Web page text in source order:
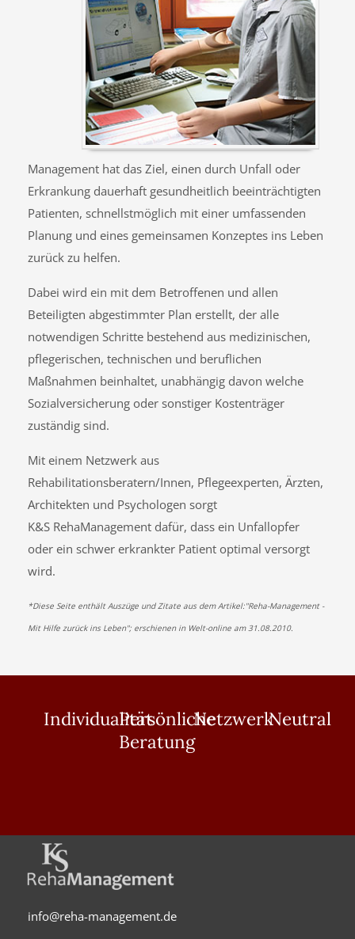
Management hat das Ziel, einen durch Unfall oder
Erkrankung dauerhaft gesundheitlich beeinträchtigten
Patienten, schnellstmöglich mit einer umfassenden
Planung und eines gemeinsamen Konzeptes ins Leben
zurück zu helfen.
Dabei wird ein mit dem Betroffenen und allen
Beteiligten abgestimmter Plan erstellt, der alle
notwendigen Schritte bestehend aus medizinischen,
pflegerischen, technischen und beruflichen
Maßnahmen beinhaltet, unabhängig davon welche
Sozialversicherung oder sonstiger Kostenträger
zuständig sind.
Mit einem Netzwerk aus
Rehabilitationsberatern/Innen, Pflegeexperten, Ärzten,
Architekten und Psychologen sorgt
K&S RehaManagement dafür, dass ein Unfallopfer
oder ein schwer erkrankter Patient optimal versorgt
wird.
*Diese Seite enthält Auszüge und Zitate aus dem Artikel:"Reha-Management -
Mit Hilfe zurück ins Leben"; erschienen in Welt-online am 31.08.2010.
IndividualitätPersönliche
Beratung
NetzwerkNeutral
info@reha-management.de